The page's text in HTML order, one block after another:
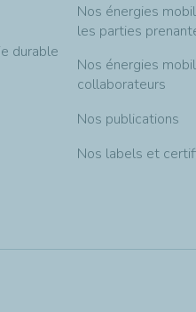
durable
Nos énergies
les parties
Nos énergies
collaborateurs
Nos publications
Nos labels et